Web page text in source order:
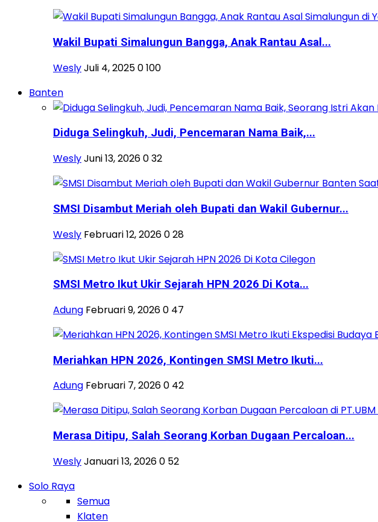
Wakil Bupati Simalungun Bangga, Anak Rantau Asal...
WeslyJuli 4, 20250100
Banten
Diduga Selingkuh, Judi, Pencemaran Nama Baik,...
WeslyJuni 13, 2026032
SMSI Disambut Meriah oleh Bupati dan Wakil Gubernur...
Wesly Februari 12, 2026028
SMSI Metro Ikut Ukir Sejarah HPN 2026 Di Kota...
Adung Februari 9, 20260 47
Meriahkan HPN 2026, Kontingen SMSI Metro Ikuti...
Adung Februari 7, 20260 42
Merasa Ditipu, Salah Seorang Korban Dugaan Percaloan...
WeslyJanuari 13, 20260 52
Solo Raya
Semua
Klaten